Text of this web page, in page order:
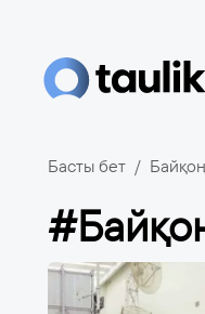
Басты бет